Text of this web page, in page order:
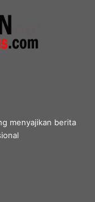
menyajikan berita